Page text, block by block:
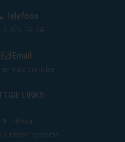
Telefoon
3 326 24 84
Email
brink.be
LINKS
Heiwa
Climate Systems